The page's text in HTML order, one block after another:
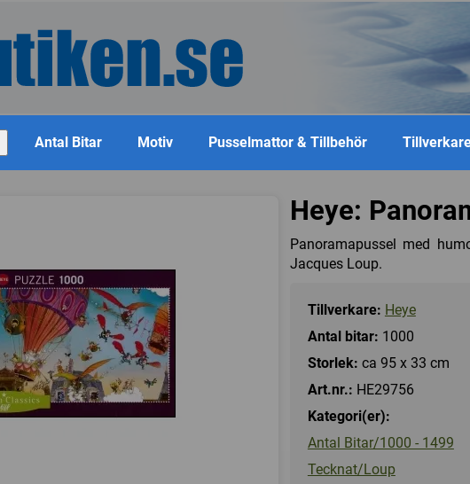
Antal Bitar Motiv Pusselmattor & Tillbehör
Heye:
Panoramapussel med
Jacques Loup.
Tillverkare: Heye
Antal bitar: 1000
Storlek: ca 95 x 33 cm
Art.nr.: HE29756
Kategori(er):
Antal Bitar/1000 - 1499
Tecknat/Loup